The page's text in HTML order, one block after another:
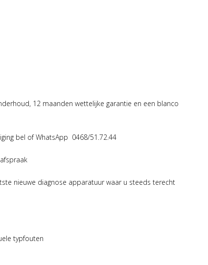
12 maanden wettelijke garantie en een blanco
bel of WhatsApp 0468/51.72.44
nieuwe diagnose apparatuur waar u steeds terecht
typfouten